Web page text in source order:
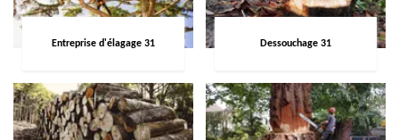
Entreprise d'élagage 31 Dessouchage 31